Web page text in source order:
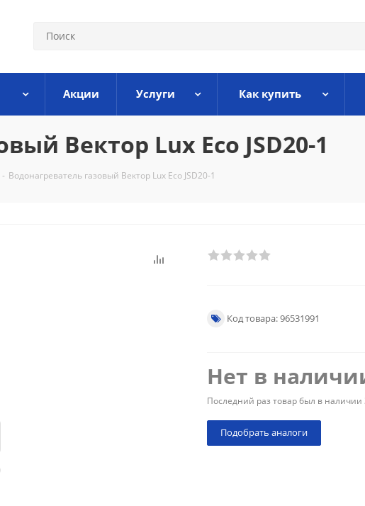
Акции Услуги Как купить
Вектор Lux Eco JSD20-1
- Водонагреватель газовый Вектор Lux Eco JSD20-1
Код товара: 96531991
Нет в
Последний раз товар был в наличии
Подобрать аналоги